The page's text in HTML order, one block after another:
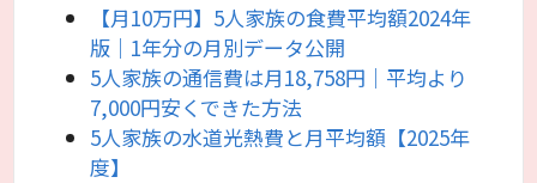
【月10万円】5人家族の食費平均額2024年
版｜1年分の月別データ公開
5人家族の通信費は月18,758円｜平均より
7,000円安くできた方法
5人家族の水道光熱費と月平均額【2025年
度】